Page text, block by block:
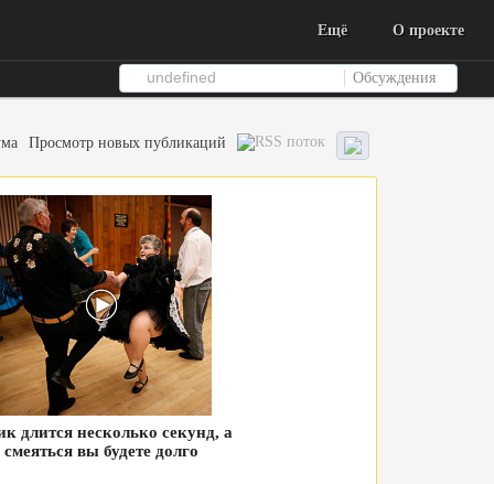
Ещё О проекте
Просмотр новых публикаций
длится несколько секунд, а
смеяться вы будете долго
Обсуждения